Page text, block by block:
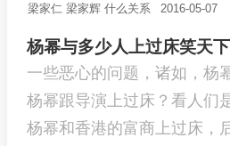
梁家仁 梁家辉 什么关系 2016-05-07
杨幂与多少人上过床笑天
一些恶心的问题，诸如，杨
杨幂跟导演上过床？看人们
杨幂和香港的富商上过床，